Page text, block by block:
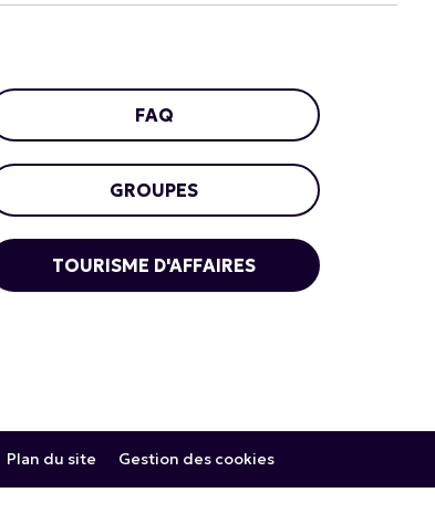
FAQ
GROUPES
TOURISME D'AFFAIRES
Plan du site Gestion des cookies